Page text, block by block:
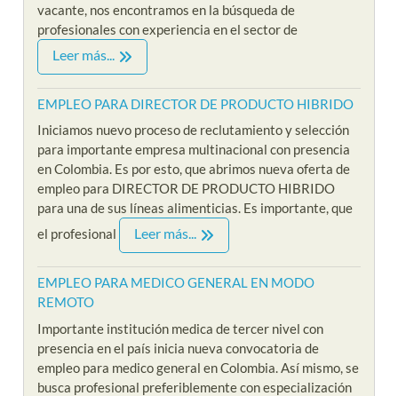
vacante, nos encontramos en la búsqueda de
profesionales con experiencia en el sector de
Leer más...
EMPLEO PARA DIRECTOR DE PRODUCTO HIBRIDO
Iniciamos nuevo proceso de reclutamiento y selección
para importante empresa multinacional con presencia
en Colombia. Es por esto, que abrimos nueva oferta de
empleo para DIRECTOR DE PRODUCTO HIBRIDO
para una de sus líneas alimenticias. Es importante, que
el profesional
Leer más...
EMPLEO PARA MEDICO GENERAL EN MODO
REMOTO
Importante institución medica de tercer nivel con
presencia en el país inicia nueva convocatoria de
empleo para medico general en Colombia. Así mismo, se
busca profesional preferiblemente con especialización